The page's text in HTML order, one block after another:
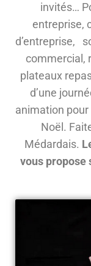
invités…
entreprise,
d’entreprise,
commercial,
plateaux
d’une
animation pour
Noël.
Médardais.
vous